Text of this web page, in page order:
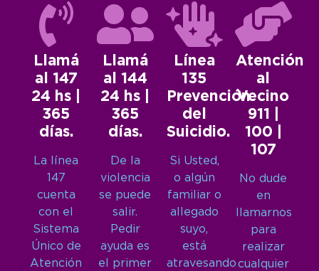
Llamá
al 147
24 hs |
365
días.
La línea
147
cuenta
con el
Sistema
Único de
Atención
Llamá
al 144
24 hs |
365
días.
De la
violencia
se puede
salir.
Pedir
ayuda es
el primer
Línea
135
Prevención
del
Suicidio.
Si Usted,
o algún
familiar o
allegado
suyo,
está
atravesando
Atención
al
Vecino
911 |
100 |
107
No dude
en
llamarnos
para
realizar
cualquier